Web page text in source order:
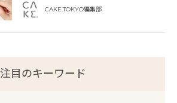
CAKE.TOKYO編集部
注目のキーワード